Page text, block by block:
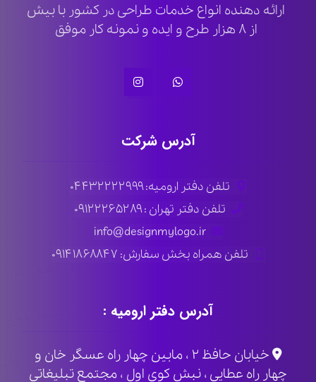
ارائه دهنده انواع خدمات طراحی در کشور با بیش
از ۸ هزار طرح و ایده و نمونه کار موفق
آدرس شرکت
تلفن دفتر ارومیه: ۰۴۴۳۲۲۲۲۹۹۹
تلفن دفتر تهران : ۰۹۱۲۲۲۶۵۲۸۹
info@designmylogo.ir
تلفن همراه بخش سفارش: ۰۹۱۴۱۸۶۸۸۴۷
آدرس دفتر ارومیه :
خیابان حافظ ۲ ، مابین چهار راه عسگر خان و
چهار راه عطایی ، نبش کوی اول ، مجتمع تبلیغاتی